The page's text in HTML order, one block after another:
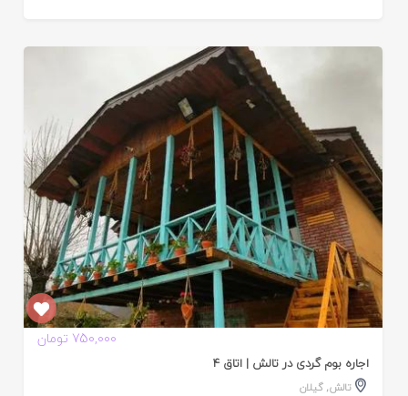
750,000 تومان
اجاره بوم گردی در تالش | اتاق 4
تالش,گیلان